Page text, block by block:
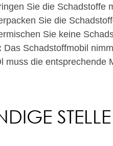
Sie die Schadstoffe
Sie die
Sie keine
Das Schadstoffmobil
muss die entsprechende
STELLE